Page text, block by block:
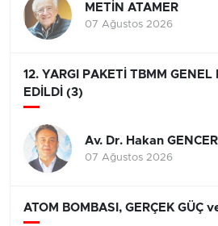
METİN ATAMER
07 Ağustos 2026
12. YARGI PAKETİ TBMM
EDİLDİ (3)
Av. Dr. Hakan GENCER
07 Ağustos 2026
ATOM BOMBASI, GERÇEK GÜÇ